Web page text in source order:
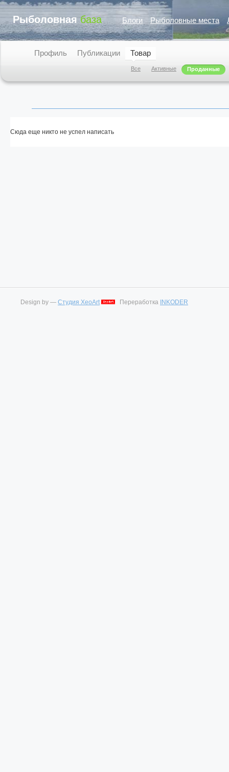
Рыболовная база Блоги Рыболовные места
Профиль Публикации Товар
Все Активные Проданные
Сюда еще никто не успел написать
Design by — Студия XeoArt Переработка INKODER